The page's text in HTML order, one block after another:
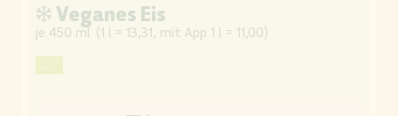
❄ Veganes Eis
je 450 ml (1 l = 13,31, mit App 1 l = 11,00)